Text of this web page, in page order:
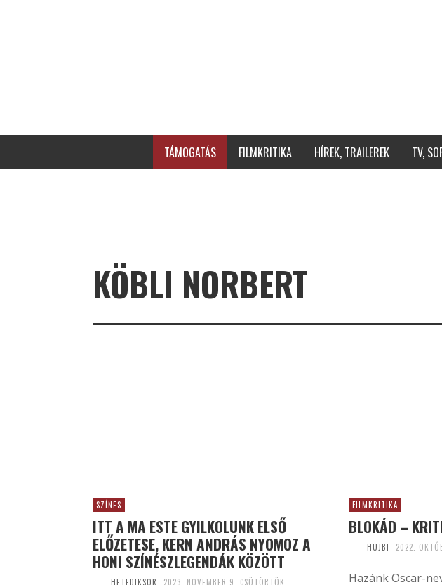
TÁMOGATÁS FILMKRITIKA HÍREK, TRAILEREK TV,
KÖBLI NORBERT
SZÍNES
ITT A MA ESTE GYILKOLUNK ELSŐ
ELŐZETESE, KERN ANDRÁS NYOMOZ A
HONI SZÍNÉSZLEGENDÁK KÖZÖTT
HETEDIKSOR 2023. NOVEMBER 9. CSÜTÖRTÖK
FILMKRITIKA
BLOKÁD –
HUJBI 2022.
Hazánk Oscar-